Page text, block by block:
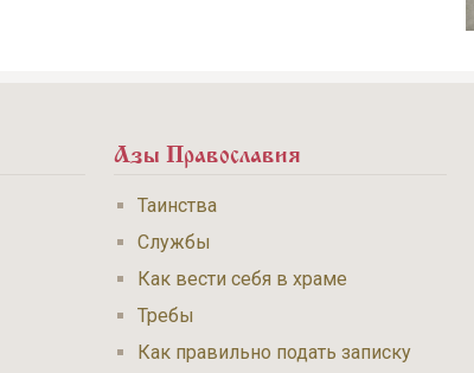
Азы Православия
Таинства
Службы
Как вести себя в храме
Требы
Как правильно подать записку